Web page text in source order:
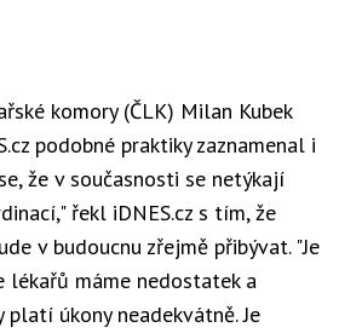
komory (ČLK) Milan Kubek
podobné praktiky zaznamenal i
že v současnosti se netýkají
řekl iDNES.cz s tím, že
v budoucnu zřejmě přibývat. "Je
lékařů máme nedostatek a
úkony neadekvátně. Je